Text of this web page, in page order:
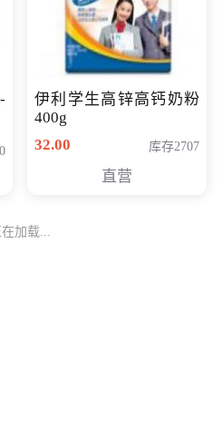
伊利学生高锌高钙奶粉
400g
32.00
库存2707
直营
加载...